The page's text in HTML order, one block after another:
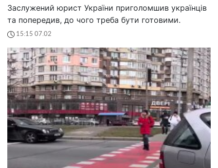
Заслужений юрист України приголомшив українців
та попередив, до чого треба бути готовими.
15:15 07.02